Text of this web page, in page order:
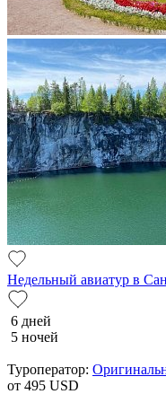
Недельный авиатур в
6 дней
5 ночей
Туроператор:
от 495 USD